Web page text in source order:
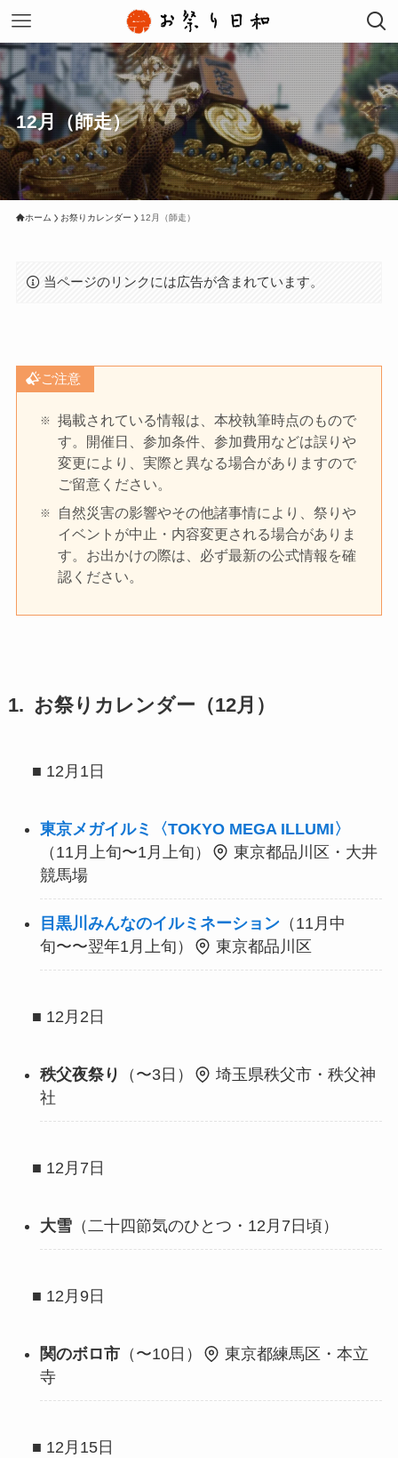
12月（師走）
ホーム お祭りカレンダー 12月（師走）
当ページのリンクには広告が含まれています。
ご注意
掲載されている情報は、本校執筆時点のもので
す。開催日、参加条件、参加費用などは誤りや
変更により、実際と異なる場合がありますので
ご留意ください。
自然災害の影響やその他諸事情により、祭りや
イベントが中止・内容変更される場合がありま
す。お出かけの際は、必ず最新の公式情報を確
認ください。
お祭りカレンダー（12月）
■ 12月1日
東京メガイルミ〈TOKYO MEGA ILLUMI〉
（11月上旬〜1月上旬）
東京都品川区・大井
競馬場
目黒川みんなのイルミネーション（11月中
旬〜〜翌年1月上旬）
東京都品川区
■ 12月2日
秩父夜祭り （〜3日）
埼玉県秩父市・秩父神
社
■ 12月7日
大雪（二十四節気のひとつ・12月7日頃）
■ 12月9日
関のボロ市（〜10日）
東京都練馬区・本立
寺
■ 12月15日